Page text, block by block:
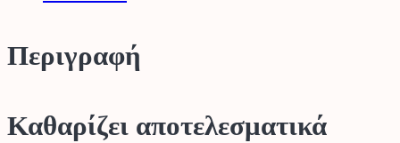
Περιγραφή
Καθαρίζει αποτελεσματικά